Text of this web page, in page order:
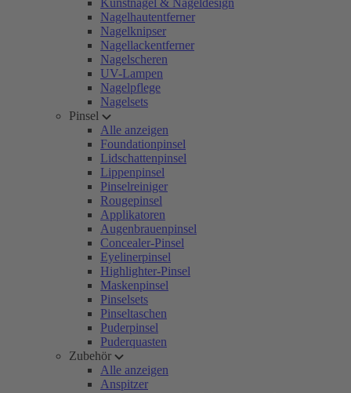
Kunstnägel & Nageldesign
Nagelhautentferner
Nagelknipser
Nagellackentferner
Nagelscheren
UV-Lampen
Nagelpflege
Nagelsets
Pinsel
Alle anzeigen
Foundationpinsel
Lidschattenpinsel
Lippenpinsel
Pinselreiniger
Rougepinsel
Applikatoren
Augenbrauenpinsel
Concealer-Pinsel
Eyelinerpinsel
Highlighter-Pinsel
Maskenpinsel
Pinselsets
Pinseltaschen
Puderpinsel
Puderquasten
Zubehör
Alle anzeigen
Anspitzer